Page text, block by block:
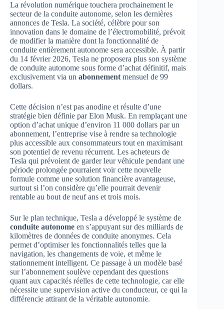
La révolution numérique touchera prochainement le
secteur de la conduite autonome, selon les dernières
annonces de Tesla. La société, célèbre pour son
innovation dans le domaine de l’électromobilité, prévoit
de modifier la manière dont la fonctionnalité de
conduite entièrement autonome sera accessible. À partir
du 14 février 2026, Tesla ne proposera plus son système
de conduite autonome sous forme d’achat définitif, mais
exclusivement via un abonnement mensuel de 99
dollars.
Cette décision n’est pas anodine et résulte d’une
stratégie bien définie par Elon Musk. En remplaçant une
option d’achat unique d’environ 11 000 dollars par un
abonnement, l’entreprise vise à rendre sa technologie
plus accessible aux consommateurs tout en maximisant
son potentiel de revenu récurrent. Les acheteurs de
Tesla qui prévoient de garder leur véhicule pendant une
période prolongée pourraient voir cette nouvelle
formule comme une solution financière avantageuse,
surtout si l’on considère qu’elle pourrait devenir
rentable au bout de neuf ans et trois mois.
Sur le plan technique, Tesla a développé le système de
conduite autonome en s’appuyant sur des milliards de
kilomètres de données de conduite anonymes. Cela
permet d’optimiser les fonctionnalités telles que la
navigation, les changements de voie, et même le
stationnement intelligent. Ce passage à un modèle basé
sur l’abonnement soulève cependant des questions
quant aux capacités réelles de cette technologie, car elle
nécessite une supervision active du conducteur, ce qui la
différencie attirant de la véritable autonomie.